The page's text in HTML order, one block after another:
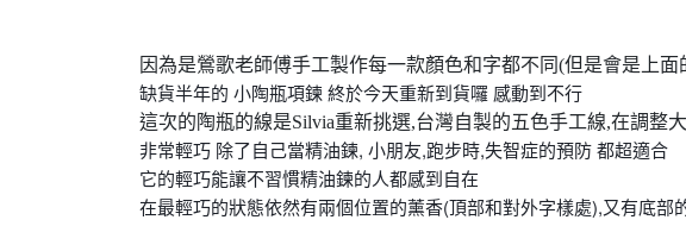
因為是鶯歌老師傅手工製作每一款顏色和字都不同(但是會是上
缺貨半年的 小陶瓶項鍊 終於今天重新到貨囉 感動到不行
這次的陶瓶的線是Silvia重新挑選,台灣自製的五色手工線,在調整
非常輕巧 除了自己當精油鍊, 小朋友,跑步時,失智症的預防 都超適合
它的輕巧能讓不習慣精油鍊的人都感到自在
在最輕巧的狀態依然有兩個位置的薰香(頂部和對外字樣處),又有底部